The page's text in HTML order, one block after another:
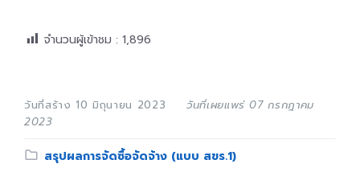
จำนวนผู้เข้าชม : 1,896
วันที่สร้าง 10 มิถุนายน 2023
วันที่เผยแพร่ 07 กรกฎาคม
2023
Category:
สรุปผลการจัดซื้อจัดจ้าง (แบบ สขร.1)